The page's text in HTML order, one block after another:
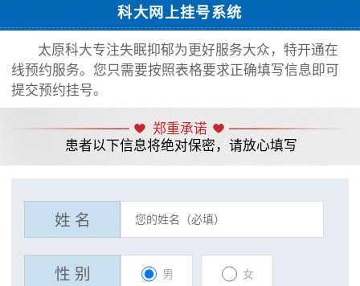
科大网上挂号系统
太原科大专注失眠抑郁为更好服务大众，特开通在
线预约服务。您只需要按照表格要求正确填写信息即可
提交预约挂号。
郑重承诺
患者以下信息将绝对保密，请放心填写
姓 名
性 别 男 女